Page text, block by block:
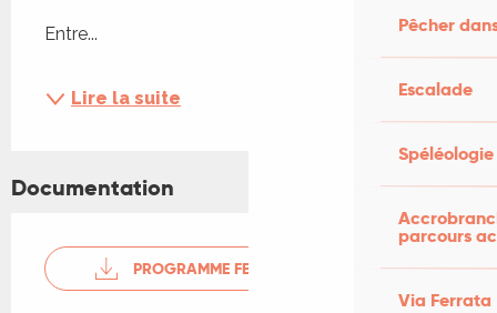
Pêcher
Escalade
Spéléologie
parcours
Via Ferrata
Entre...
Lire la suite
Documentation
PROGRAMME FESTIVAL